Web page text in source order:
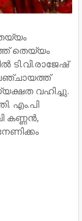
തെയ്യം
ടി.വി.രാജേഷ്
വഹിച്ചു.
എം.പി
കണ്ണൻ,